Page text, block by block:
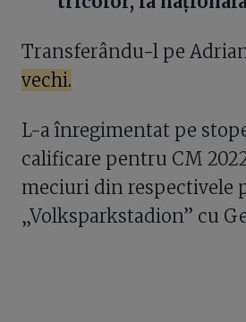
Transferându-l pe
vechi.
L-a înregimentat pe
calificare pentru CM
meciuri din respectivele
„Volksparkstadion” cu